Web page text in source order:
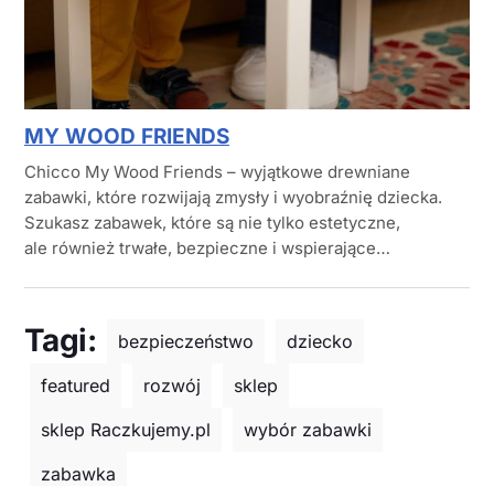
MY WOOD FRIENDS
Chicco My Wood Friends – wyjątkowe drewniane
zabawki, które rozwijają zmysły i wyobraźnię dziecka.
Szukasz zabawek, które są nie tylko estetyczne,
ale również trwałe, bezpieczne i wspierające…
Tagi: bezpieczeństwo
dziecko
featured
rozwój
sklep
sklep Raczkujemy.pl
wybór zabawki
zabawka